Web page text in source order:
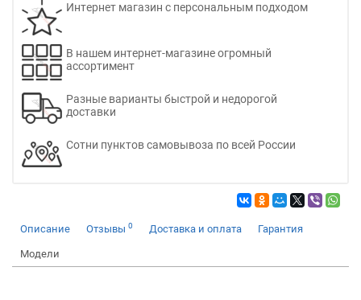
Интернет магазин с персональным подходом
В нашем интернет-магазине огромный
ассортимент
Разные варианты быстрой и недорогой
доставки
Сотни пунктов самовывоза по всей России
Описание Отзывы 0 Доставка и оплата Гарантия
Модели